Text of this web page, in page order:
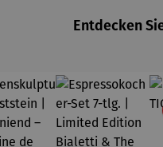
Entdecken